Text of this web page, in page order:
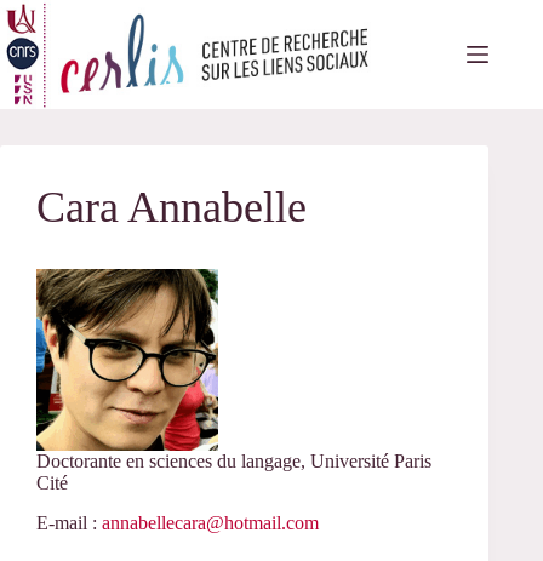
Passer
au
contenu
Cara Annabelle
Doctorante en sciences du langage, Université Paris
Cité
E-mail : annabellecara@hotmail.com